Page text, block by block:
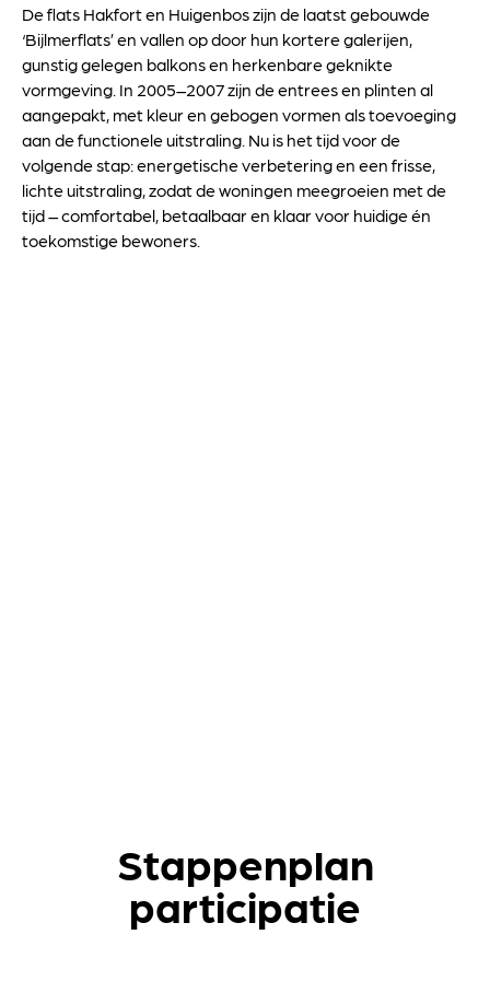
De flats Hakfort en Huigenbos zijn de laatst gebouwde
‘Bijlmerflats’ en vallen op door hun kortere galerijen,
gunstig gelegen balkons en herkenbare geknikte
vormgeving. In 2005–2007 zijn de entrees en plinten al
aangepakt, met kleur en gebogen vormen als toevoeging
aan de functionele uitstraling. Nu is het tijd voor de
volgende stap: energetische verbetering en een frisse,
lichte uitstraling, zodat de woningen meegroeien met de
tijd – comfortabel, betaalbaar en klaar voor huidige én
toekomstige bewoners.
Stappenplan
participatie